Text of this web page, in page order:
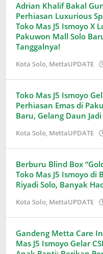
Adrian Khalif Bakal
Perhiasan Luxurious
Toko Mas J5 Ismoyo X
Pakuwon Mall Solo
Tanggalnya!
Kota Solo, MettaUPDATE
Toko Mas J5 Ismoyo
Perhiasan Emas di
Baru, Gelang Daun
Kota Solo, MettaUPDATE
Berburu Blind Box
Toko Mas J5 Ismoyo di
Riyadi Solo, Banyak
Kota Solo, MettaUPDATE
Gandeng Metta Care
Mas J5 Ismoyo Gelar